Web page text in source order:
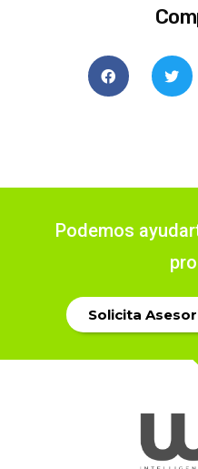
Podemos
Solicita